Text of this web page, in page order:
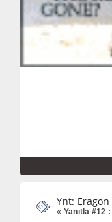
Ynt: Eragon
« Yanıtla #12 :